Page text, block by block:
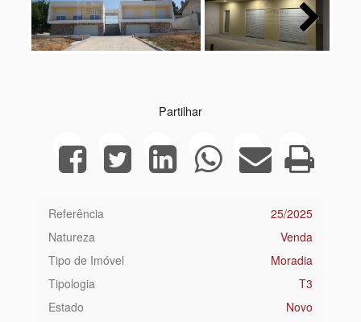
Next
Partilhar
Referência
25/2025
Natureza
Venda
Tipo de Imóvel
Moradia
Tipologia
T3
Estado
Novo